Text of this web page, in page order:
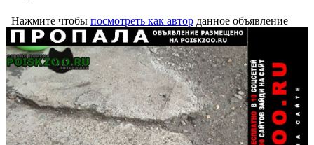
Нажмите чтобы посмотреть как автор данное объявление